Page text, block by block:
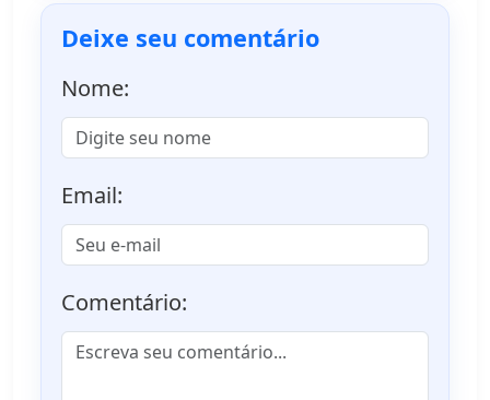
Deixe seu comentário
Nome:
Email:
Comentário: